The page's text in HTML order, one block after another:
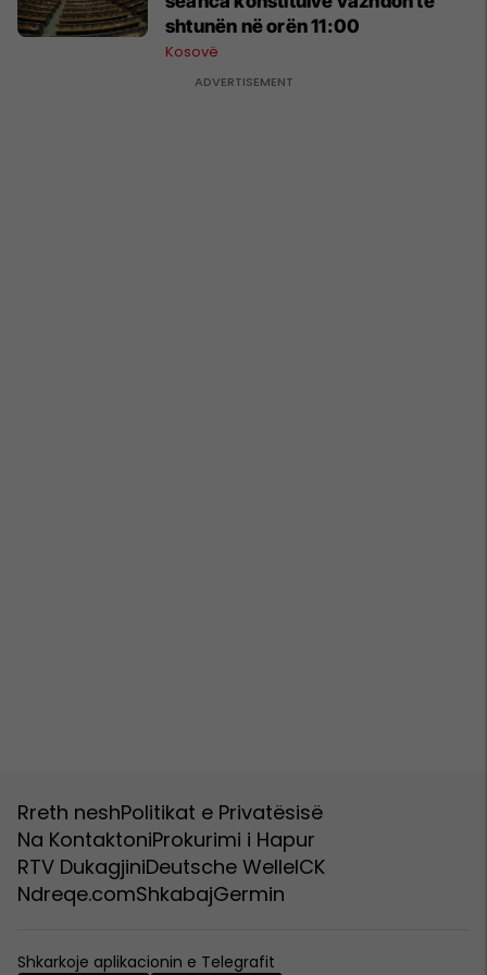
shtunën në orën 11:00
Kosovë
Rreth neshPolitikat e Privatësisë
Na KontaktoniProkurimi i Hapur
RTV DukagjiniDeutsche WelleICK
Ndreqe.comShkabajGermin
Shkarkoje aplikacionin e Telegrafit